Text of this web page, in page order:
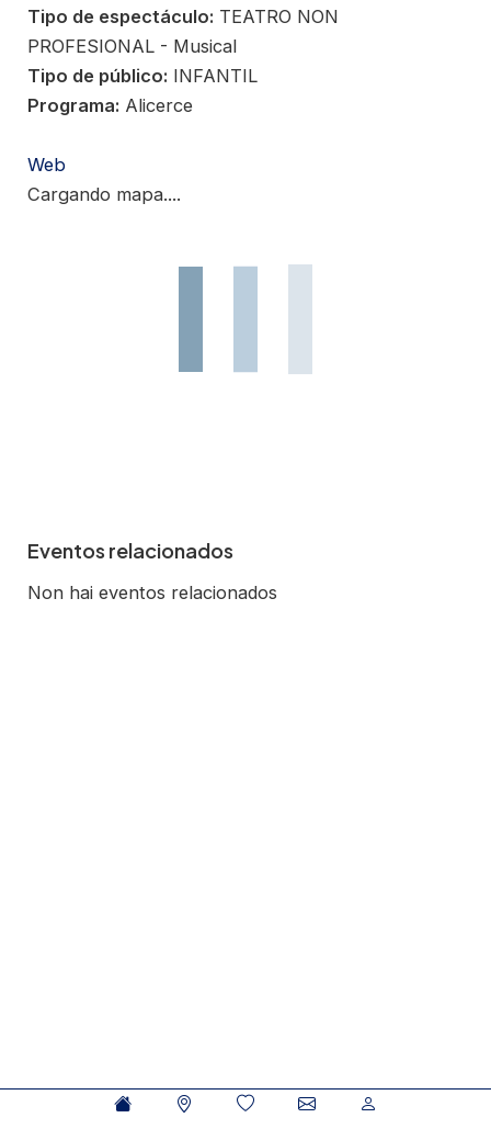
Tipo de espectáculo: TEATRO NON
PROFESIONAL - Musical
Tipo de público: INFANTIL
Programa: Alicerce
Web
Cargando mapa....
Eventos relacionados
Non hai eventos relacionados